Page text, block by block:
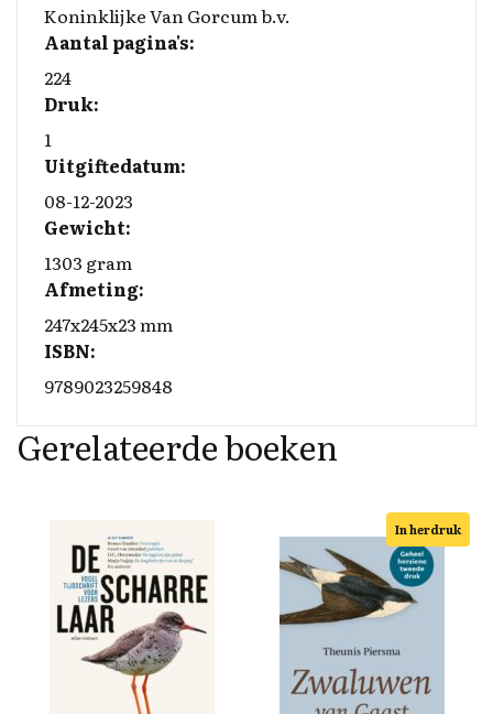
Koninklijke Van Gorcum b.v.
Aantal pagina's:
224
Druk:
1
Uitgiftedatum:
08-12-2023
Gewicht:
1303 gram
Afmeting:
247x245x23 mm
ISBN:
9789023259848
Gerelateerde boeken
In herdruk